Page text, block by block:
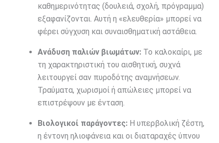
καθημερινότητας (δουλειά, σχολή, πρόγραμμα)
εξαφανίζονται. Αυτή η «ελευθερία» μπορεί να
φέρει σύγχυση και συναισθηματική αστάθεια.
Ανάδυση παλιών βιωμάτων:Το καλοκαίρι, με
τη χαρακτηριστική του αισθητική, συχνά
λειτουργεί σαν πυροδότης αναμνήσεων.
Τραύματα, χωρισμοί ή απώλειες μπορεί να
επιστρέψουν με ένταση.
Βιολογικοί παράγοντες:Η υπερβολική ζέστη,
η έντονη ηλιοφάνεια και οι διαταραχές ύπνου